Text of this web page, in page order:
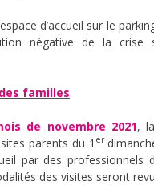
d’accueil sur le
négative de la crise
familles
de novembre 2021,
parents du 1 er
par des professionnels
des visites seront